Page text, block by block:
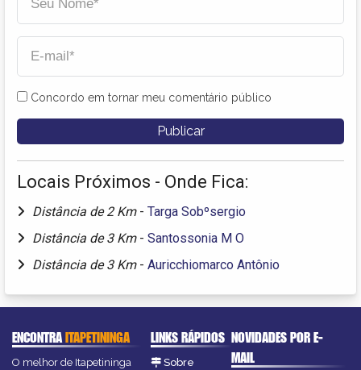
Concordo em tornar meu comentário público
Locais Próximos - Onde Fica:
Distância de 2 Km - Targa Sobºsergio
Distância de 3 Km - Santossonia M O
Distância de 3 Km - Auricchiomarco Antônio
ENCONTRAITAPETININGA
O melhor de Itapetininga
LINKS RÁPIDOS
Sobre
NOVIDADES POR E-
MAIL